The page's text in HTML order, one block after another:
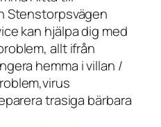
Stenstorpsvägen
kan hjälpa dig med
allt ifrån
hemma i villan /
trasiga bärbara